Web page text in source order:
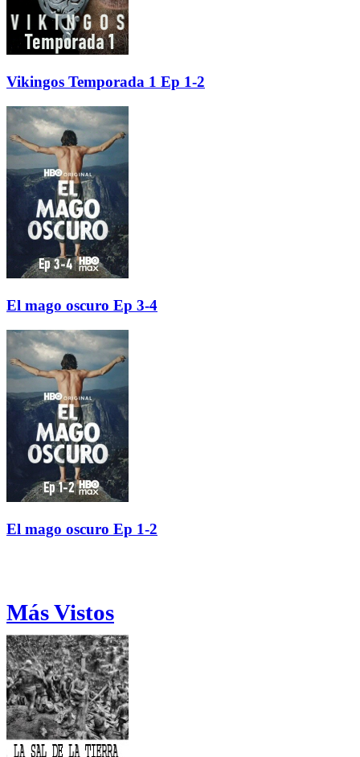
Vikingos Temporada 1 Ep 1-2
El mago oscuro Ep 3-4
El mago oscuro Ep 1-2
Más Vistos